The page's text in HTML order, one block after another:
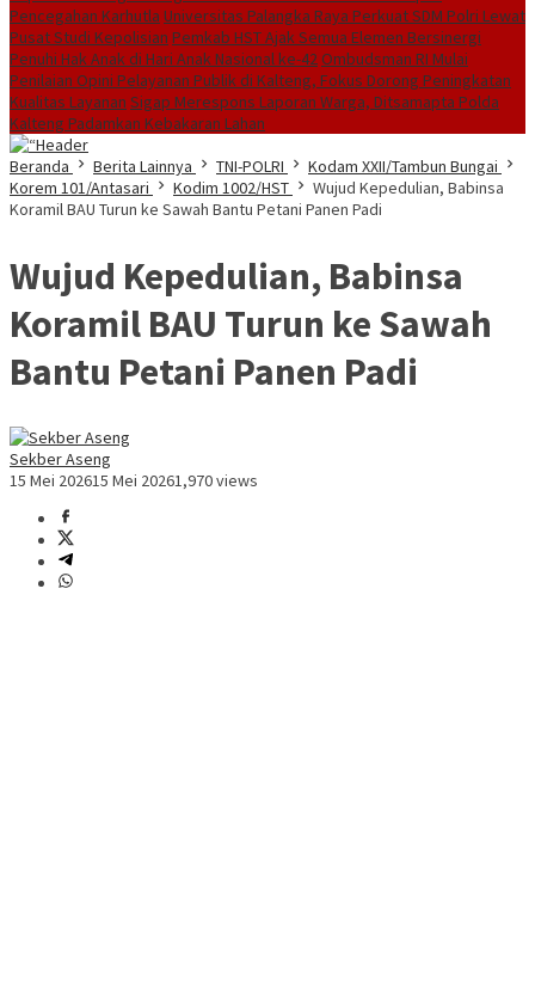
Pencegahan Karhutla Universitas Palangka Raya Perkuat SDM Polri Lewat
Pusat Studi Kepolisian Pemkab HST Ajak Semua Elemen Bersinergi
Penuhi Hak Anak di Hari Anak Nasional ke-42 Ombudsman RI Mulai
Penilaian Opini Pelayanan Publik di Kalteng, Fokus Dorong Peningkatan
Kualitas Layanan Sigap Merespons Laporan Warga, Ditsamapta Polda
Kalteng Padamkan Kebakaran Lahan
Beranda
Berita Lainnya TNI-POLRI
Kodam XXII/Tambun Bungai
Korem 101/Antasari
Kodim 1002/HST
Wujud Kepedulian, Babinsa
Koramil BAU Turun ke Sawah Bantu Petani Panen Padi
Wujud Kepedulian, Babinsa
Koramil BAU Turun ke Sawah
Bantu Petani Panen Padi
Sekber Aseng
15 Mei 202615 Mei 20261,970 views